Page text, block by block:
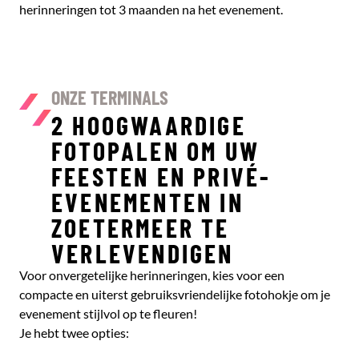
herinneringen tot 3 maanden na het evenement.
ONZE TERMINALS
2 HOOGWAARDIGE
FOTOPALEN OM UW
FEESTEN EN PRIVÉ-
EVENEMENTEN IN
ZOETERMEER TE
VERLEVENDIGEN
Voor onvergetelijke herinneringen, kies voor een
compacte en uiterst gebruiksvriendelijke fotohokje om je
evenement stijlvol op te fleuren!
Je hebt twee opties: